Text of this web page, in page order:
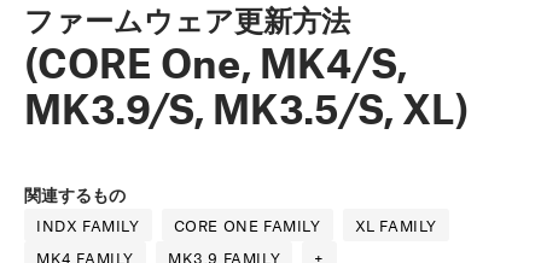
ファームウェア更新方法
(CORE One, MK4/S,
MK3.9/S, MK3.5/S, XL)
関連するもの
INDX FAMILY CORE ONE FAMILY
XL FAMILY
MK4 FAMILY
MK3.9 FAMILY +